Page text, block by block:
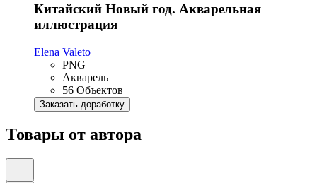
Китайский Новый год. Акварельная
иллюстрация
Elena Valeto
PNG
Акварель
56 Объектов
Заказать доработку
Товары от автора